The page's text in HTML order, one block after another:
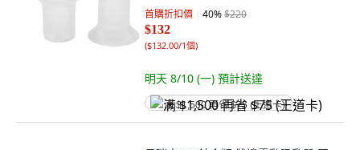
首購折扣價 40%$220
$132
($132.00/1個)
明天 8/10 (一) 預計送達
满 $1,500 再省 $75 (王道卡)